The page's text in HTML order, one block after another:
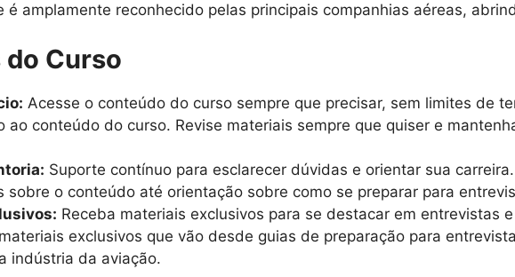
é amplamente reconhecido pelas principais companhias aéreas,
Curso
Acesse o conteúdo do curso sempre que precisar, sem limites de
ao conteúdo do curso. Revise materiais sempre que quiser e
Suporte contínuo para esclarecer dúvidas e orientar sua
sobre o conteúdo até orientação sobre como se preparar para
Receba materiais exclusivos para se destacar em entrevistas
exclusivos que vão desde guias de preparação para
indústria da aviação.